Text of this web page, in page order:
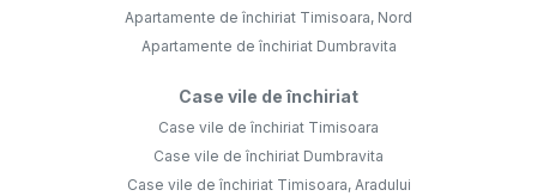
Apartamente de închiriat Timisoara, Nord
Apartamente de închiriat Dumbravita
Case vile de închiriat
Case vile de închiriat Timisoara
Case vile de închiriat Dumbravita
Case vile de închiriat Timisoara, Aradului